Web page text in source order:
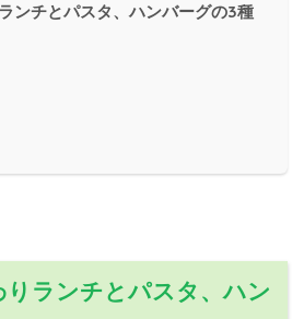
ンチとパスタ、ハンバーグの3種
りランチとパスタ、ハン